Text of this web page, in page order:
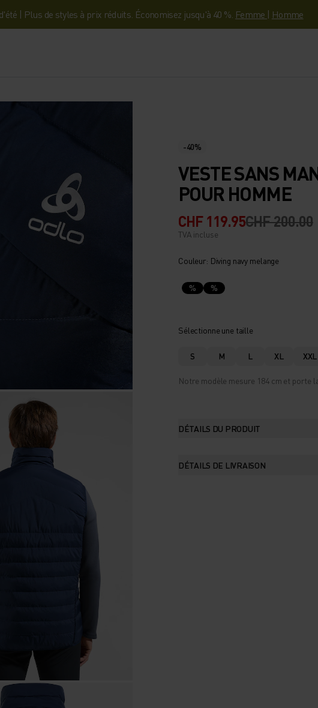
| Plus de styles à prix réduits. Économisez jusqu'à 40 %. Femme | Homme
-40%
VESTE SANS
POUR HOMME
CHF 119.95CHF 200.00
TVA incluse
Couleur: Diving navy melange
% %
Sélectionne une taille
S M L XL XXL
Notre modèle mesure 184 cm et porte
DÉTAILS DU PRODUIT
DÉTAILS DE LIVRAISON